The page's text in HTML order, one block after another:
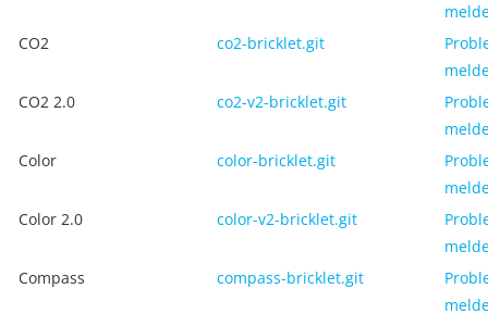
CO2
co2-bricklet.git
CO2 2.0
co2-v2-bricklet.git
Color
color-bricklet.git
Color 2.0
color-v2-bricklet.git
Compass
compass-bricklet.git